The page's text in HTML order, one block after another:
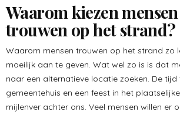
Waarom kiezen
trouwen op het strand?
Waarom mensen trouwen op het strand zo
moeilijk aan te geven. Wat wel zo is is dat
naar een alternatieve locatie zoeken. De tijd
gemeentehuis en een feest in het
mijlenver achter ons. Veel mensen willen er